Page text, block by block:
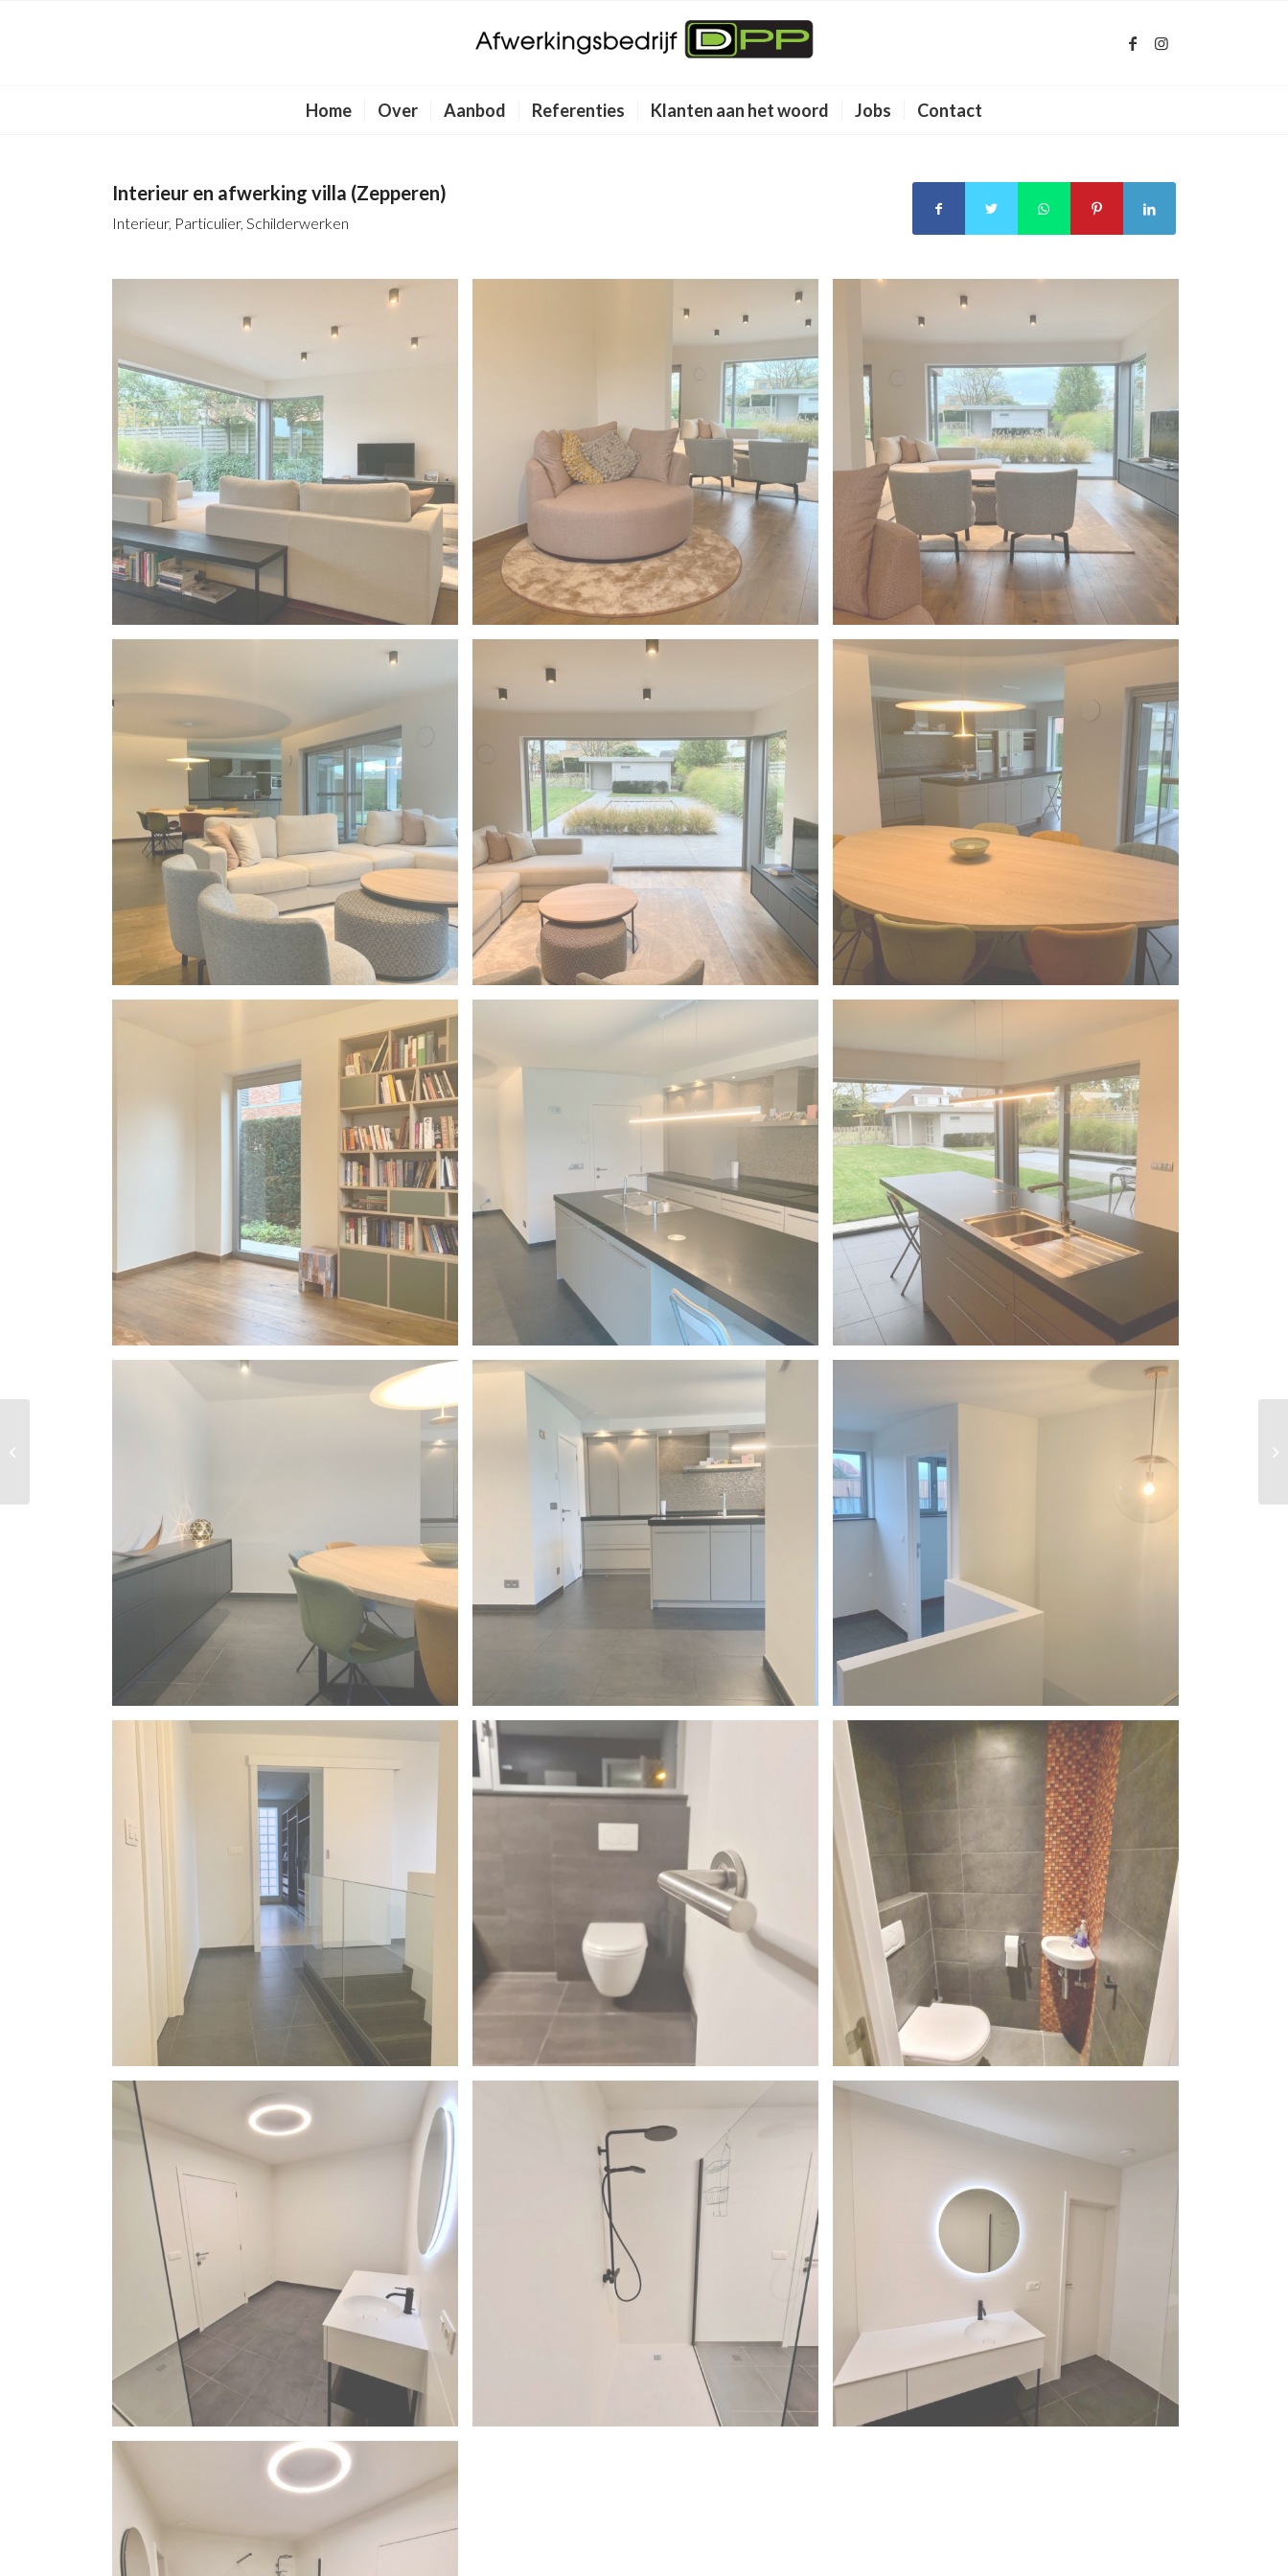
Home Over Aanbod Referenties Klanten aan het woord Jobs Contact
Interieur en afwerking villa (Zepperen)
Interieur, Particulier,Schilderwerken